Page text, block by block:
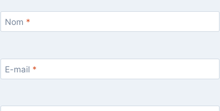
Nom *
E-mail *